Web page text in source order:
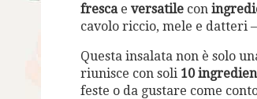
frescae versatile con
cavolo riccio, mele e datteri
Questa insalata non è solo
riunisce con soli 10
feste o da gustare come